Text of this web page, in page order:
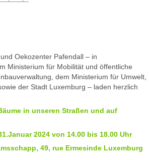
Oekozenter Pafendall – in
Ministerium für Mobilität und öffentliche
dem Ministerium für Umwelt,
der Stadt Luxemburg – laden herzlich
in unseren Straßen und auf
2024 von 14.00 bis 18.00 Uhr
49, rue Ermesinde Luxemburg